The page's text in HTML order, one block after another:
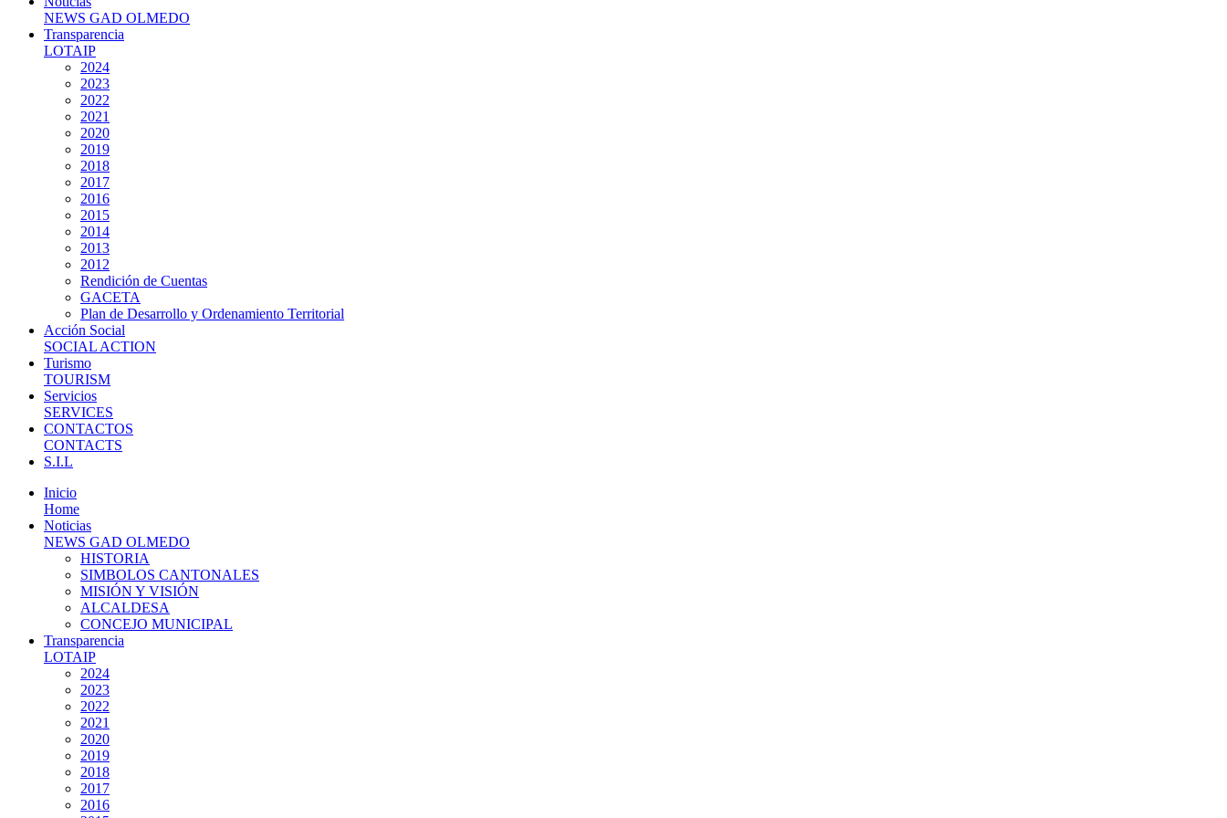
NEWS GAD OLMEDO
Transparencia
LOTAIP
2024
2023
2022
2021
2020
2019
2018
2017
2016
2015
2014
2013
2012
Rendición de Cuentas
GACETA
Plan de Desarrollo y Ordenamiento Territorial
Acción Social
SOCIAL ACTION
Turismo
TOURISM
Servicios
SERVICES
CONTACTOS
CONTACTS
S.I.L
Inicio
Home
Noticias
NEWS GAD OLMEDO
HISTORIA
SIMBOLOS CANTONALES
MISIÓN Y VISIÓN
ALCALDESA
CONCEJO MUNICIPAL
Transparencia
LOTAIP
2024
2023
2022
2021
2020
2019
2018
2017
2016